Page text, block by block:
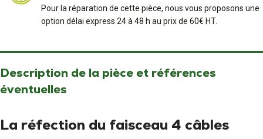
Pour la réparation de cette pièce, nous vous proposons une
option délai express 24 à 48 h au prix de 60€ HT.
Description de la pièce et références
éventuelles
La réfection du faisceau 4 câbles